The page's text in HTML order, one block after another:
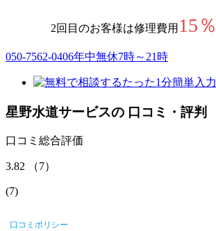
2回目のお客様は修理費用 15％
050-7562-0406年中無休7時～21時
たった1分簡単入力
星野水道サービスの 口コミ・評判
口コミ総合評価
3.82 （7）
(7)
口コミポリシー